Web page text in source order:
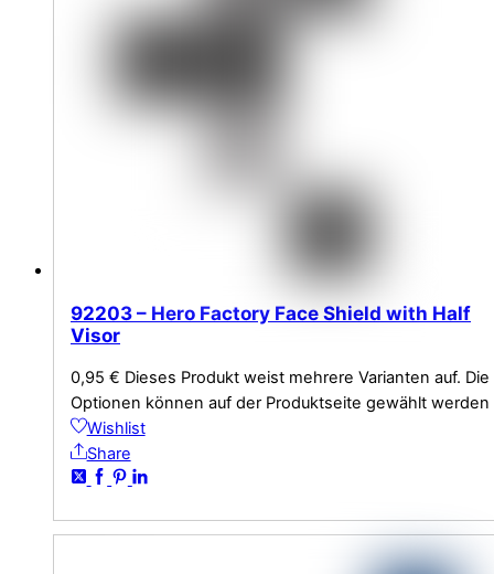
92203 – Hero Factory Face Shield with Half
Visor
0,95 € Dieses Produkt weist mehrere Varianten auf. Die
Optionen können auf der Produktseite gewählt werden
Wishlist
Share